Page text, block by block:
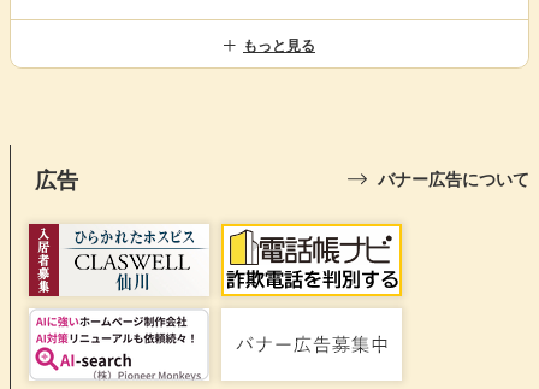
もっと見る
広告 バナー広告について